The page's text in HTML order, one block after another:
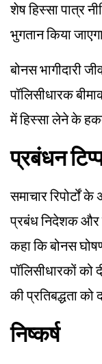
शेष हिस्सा पात्र
भुगतान किया
बोनस भागीदारी
पॉलिसीधारक
में हिस्सा लेने के
प्रबंधन
समाचार रिपोर्टों
प्रबंध निदेशक और
कहा कि बोनस
पॉलिसीधारकों को
की प्रतिबद्धता को
निष्कर्ष